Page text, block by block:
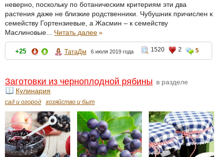
неверно, поскольку по ботаническим критериям эти два
растения даже не близкие родственники. Чубушник причислен к
семейству Гортензиевые, а Жасмин – к семейству
Маслиновые... Читать далее»
+25 ТатаДм 6 июля 2019 года 1520 2 5
Заготовки из черноплодной рябины в разделе
Кулинария
сад и огород хозяйство и быт